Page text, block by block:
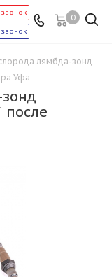
0
звонок
звонок
лямбда-зонд
Уфа
после